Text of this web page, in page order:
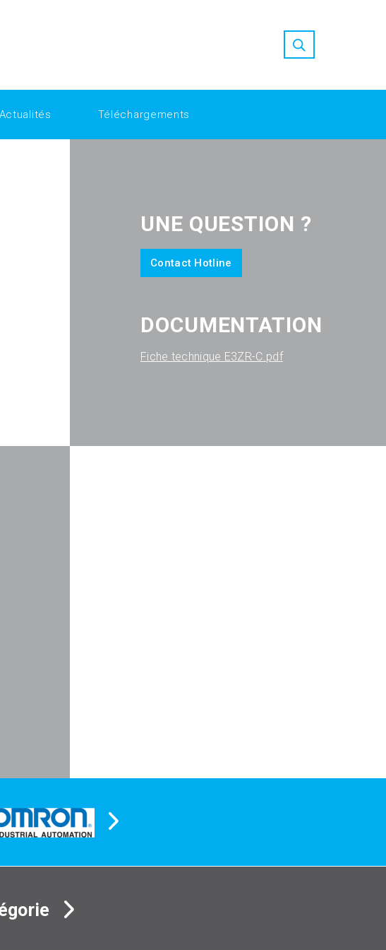
the Selection at Replica Factory
u/sanfordshah-tbgzkf/
Actualités Téléchargements
UNE QUESTION ?
Contact Hotline
DOCUMENTATION
Fiche technique E3ZR-C.pdf